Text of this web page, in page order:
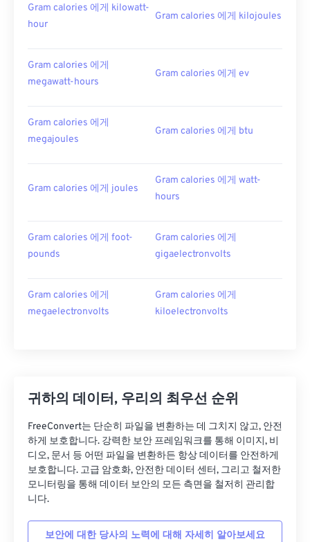
Gram calories 에게 kilowatt-
hour
Gram calories 에게 kilojoules
Gram calories 에게
megawatt-hours
Gram calories 에게 ev
Gram calories 에게
megajoules
Gram calories 에게 btu
Gram calories 에게 joules
Gram calories 에게 watt-
hours
Gram calories 에게 foot-
pounds
Gram calories 에게
gigaelectronvolts
Gram calories 에게
megaelectronvolts
Gram calories 에게
kiloelectronvolts
귀하의 데이터, 우리의 최우선 순위
FreeConvert는 단순히 파일을 변환하는 데 그치지 않고, 안전
하게 보호합니다. 강력한 보안 프레임워크를 통해 이미지, 비
디오, 문서 등 어떤 파일을 변환하든 항상 데이터를 안전하게
보호합니다. 고급 암호화, 안전한 데이터 센터, 그리고 철저한
모니터링을 통해 데이터 보안의 모든 측면을 철저히 관리합
니다.
보안에 대한 당사의 노력에 대해 자세히 알아보세요